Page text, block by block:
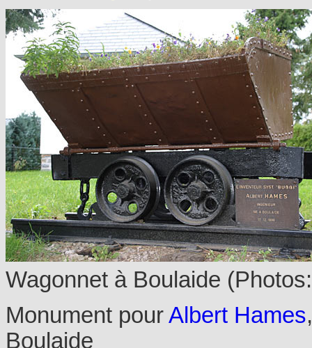
Wagonnet à Boulaide
Monument pourAlbert Hames
Boulaide